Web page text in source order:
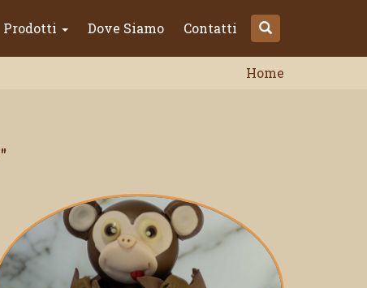
Prodotti Dove Siamo Contatti
Home